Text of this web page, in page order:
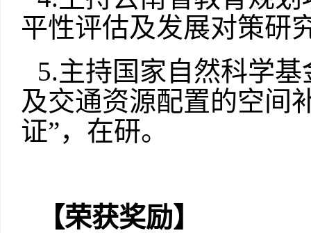
平性评估及发展对策研
5.主持国家自然科学
及交通资源配置的空间
证”，在研。
【荣获奖励】